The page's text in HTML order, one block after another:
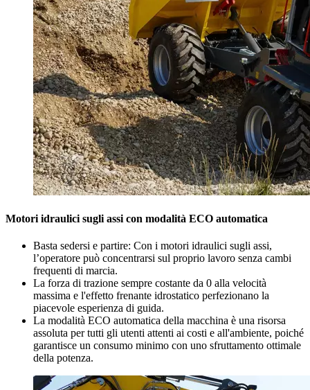
Motori idraulici sugli assi con modalità ECO automatica
Basta sedersi e partire: Con i motori idraulici sugli assi,
l’operatore può concentrarsi sul proprio lavoro senza cambi
frequenti di marcia.
La forza di trazione sempre costante da 0 alla velocità
massima e l'effetto frenante idrostatico perfezionano la
piacevole esperienza di guida.
La modalità ECO automatica della macchina è una risorsa
assoluta per tutti gli utenti attenti ai costi e all'ambiente, poiché
garantisce un consumo minimo con uno sfruttamento ottimale
della potenza.